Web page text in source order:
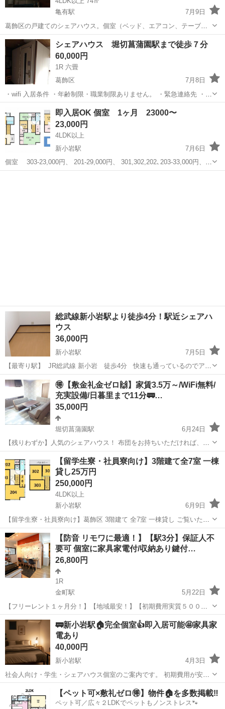
亀有駅
7月9日
葛飾区の戸建てのシェアハウス。個室（ベッド、エアコン、テーブ
ル、いす、照明、鍵付き）５部屋（１階：畳５畳の広さの洋室２部
屋 ２階：4.5畳の和室３部屋）とキッチン（冷蔵庫、電子レンジ付
き）、お風呂、洗濯機、洗面所２か所、トイ...
東京 葛飾区 シェアハウス 徒歩
シェアハウス 堀切菖蒲園駅まで徒歩７分
60,000円
1R 六畳
葛飾区
7月8日
・wifi 入居条件 ・年齢制限・職業制限ありません。 ・緊急連絡先 ・職
場連絡先 お問い合わせをお待ちしております ①お名前 ②ご年齢 ③連
絡先（電話番号）※ご連絡のつく番号・データー専用不可 ...
葛飾区 シェアハウス 連絡先
即入居OK 個室 1ヶ月 23000〜
23,000円
4LDK以上
新小岩駅
7月6日
個室 303-23,000円、 201-29,000円、 301,302,202､203-33,000円、
204-43,000円 共益費12,000円 【学生・社会人歓迎！自由にアレンジ
総武線新小岩駅より徒歩4分！駅近シェアハ
ウス
36,000円
新小岩駅
7月5日
【最寄り駅】 JR総武線 新小岩 徒歩4分 快速も通っているのでアク
セス便利！ 錦糸町や秋葉原近辺にお仕事の方はおすすめ♪ 新小岩駅は
駅前際開発により、大型複合施設に変わりましたのでおしゃれになっ
てきた街...
東京 葛飾区 新小岩駅 シェアハウス 徒歩
🉐【敷金礼金ゼロ🙌】家賃3.5万～/WiFi無料/
充実設備/日暮里まで11分🚃…
35,000円
堀切菖蒲園駅
6月24日
【残りわずか】人気のシェアハウス！ 布団をお持ちいただければ、そ
の日から新生活が始められます！ ～ ＳＵＭＭＡＲＹ ～ ●交通 京成
本線 堀切菖蒲園駅 徒歩10分 ・堀切菖蒲園～日暮里駅まで10分 ・
堀切菖蒲...
堀切菖蒲園駅 シェアハウス
【留学生寮・社員寮向け】3階建て全7室 一棟
貸し25万円
250,000円
4LDK以上
新小岩駅
6月9日
【留学生寮・社員寮向け】葛飾区 3階建て 全7室 一棟貸し ご覧いただ
きありがとうございます。 葛飾区にある3階建て・全7室のシェアハウ
ス物件です。 留学生寮、社員寮、外国人コミュニティハウス、シェア
ハウス...
東京 葛飾区 新小岩駅 シェアハウス 一棟
【防音 リモワに最適！】【駅3分】保証人不
要可 個室に家具家電付/収納あり鍵付…
26,800円
1R
金町駅
5月22日
【フリーレント１ヶ月分！】【地域最安！】【初期費用実質５０００
円！】【安心の家財保険無料！】 JR常磐線、東京メトロ千代田線、京
成線【金町駅】から徒歩3分の 駅近好立地な女性限定ハウスにて退去
予定が出ましたのでご案内...
東京 葛飾区 金町駅 シェアハウス 日割り
🚃新小岩駅🏠完全個室👍即入居可能🤩家具家
電あり
40,000円
新小岩駅
4月3日
社会人向け・学生・シェアハウス個室のご案内です。 初期費用が安
く・すぐ入居ができる 「いきなり内見は不安」 「条件が合うか分から
ない」 「写真だけじゃ判断できない」 そんな方のために、公式LINE
でのご...
新小岩駅 シェアハウス 初期
【ペット可×敷礼ゼロ🉐】物件🏠を多数掲載‼️
ペット可／広々２LDKでペットもノンストレス🐾